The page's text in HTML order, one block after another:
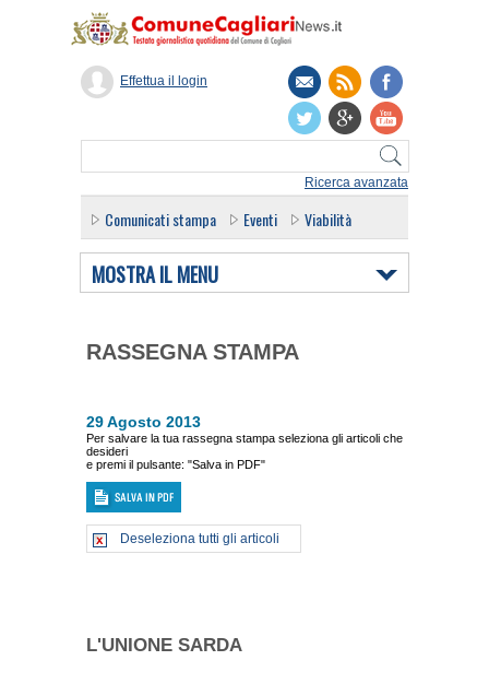
Ricerca avanzata
Effettua il login
Comunicati stampa Eventi Viabilità
MOSTRA IL MENU
RASSEGNA STAMPA
29 Agosto 2013
Per salvare la tua rassegna stampa seleziona gli articoli che
desideri
e premi il pulsante: "Salva in PDF"
Deseleziona tutti gli articoli
L'UNIONE SARDA